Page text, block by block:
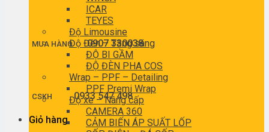
MUA HÀNG0907 330038
CSKH0933 547 498
Giỏ hàng
ICAR
TEYES
Độ Limousine
Độ Đèn – Tăng sáng
ĐỘ BI GẦM
ĐỘ ĐÈN PHA COS
Wrap – PPF – Detailing
PPF Premi Wrap
Độ xe – Nâng cấp
CAMERA 360
CẢM BIẾN ÁP SUẤT LỐP